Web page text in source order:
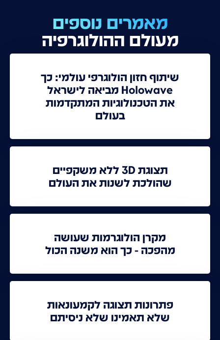
מאמרים נוספים
מעולם ההולוגרפיה
שיתוף חזון הולוגרפי עולמי: כך
Holowave מביאה לישראל
את הטכנולוגיות המתקדמות
בעולם
תצוגת 3D ללא משקפיים
שהולכת לשנות את העולם
מקרן הולוגרמות שעושה
מהפכה - כך הוא משנה הכול
פתרונות תצוגה לקמעונאות
שלא תאמינו שלא ניסיתם